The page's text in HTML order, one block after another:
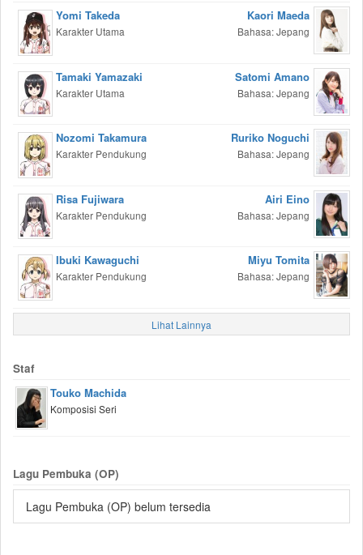
Yomi Takeda
Karakter Utama
Kaori Maeda
Bahasa: Jepang
Tamaki Yamazaki
Karakter Utama
Satomi Amano
Bahasa: Jepang
Nozomi Takamura
Karakter Pendukung
Ruriko Noguchi
Bahasa: Jepang
Risa Fujiwara
Karakter Pendukung
Airi Eino
Bahasa: Jepang
Ibuki Kawaguchi
Karakter Pendukung
Miyu Tomita
Bahasa: Jepang
Lihat Lainnya
Staf
Touko Machida
Komposisi Seri
Lagu Pembuka (OP)
Lagu Pembuka (OP) belum tersedia